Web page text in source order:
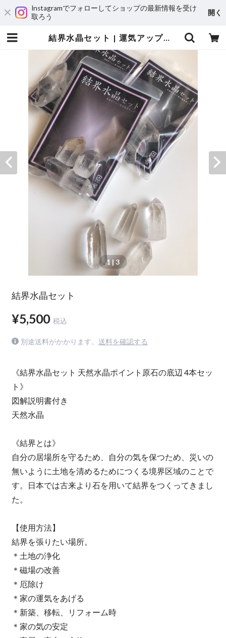
Instagramでフォローしてショップの最新情報を受け
取ろう
開く
結界水晶セット | 運気アップ・風水オーダーメイドのレザーブレスレット専門店JunStyle
1 | 3
結界水晶セット
¥5,500 税込
別途送料がかかります。 送料を確認する
《結界水晶セット 天然水晶ポイント原石の底辺 4本セッ
ト》
図解説明書付き
天然水晶
《結界とは》
自分の居場所を守るため、自分の気を保つため、災いの
無いように土地を清めるためにつくる境界区域のことで
す。日本では古来より石を用いて結界をつくってきまし
た。
【使用方法】
結界を張りたい場所。
＊土地の浄化
＊磁場の改善
＊厄除け
＊家の運気をあげる
＊新築、移転、リフォーム時
＊家の気の安定